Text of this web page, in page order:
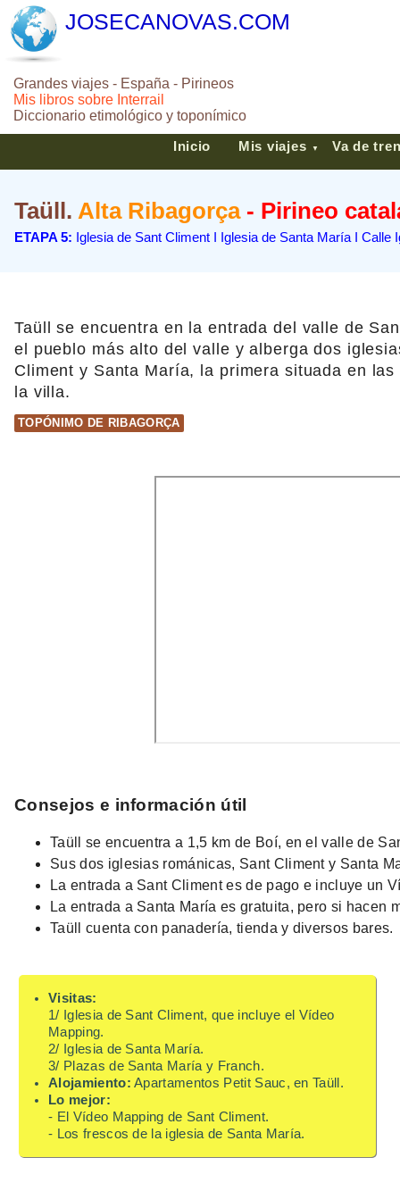
JOSECANOVAS.COM
Grandes viajes - España - Pirineos
Mis libros sobre Interrail
Diccionario etimológico y toponímico
Inicio Mis viajes ▼ Va de
Taüll. Alta Ribagorça - Pirineo
ETAPA 5: Iglesia de Sant Climent I Iglesia de Santa María I
Taüll se encuentra en la entrada del valle de
el pueblo más alto del valle y alberga dos
Climent y Santa María, la primera situada en
la villa.
TOPÓNIMO DE RIBAGORÇA
Consejos e información útil
Taüll se encuentra a 1,5 km de Boí, en el valle de
Sus dos iglesias románicas, Sant Climent y Santa
La entrada a Sant Climent es de pago e incluye un
La entrada a Santa María es gratuita, pero si hacen
Taüll cuenta con panadería, tienda y diversos bares.
Visitas:
1/ Iglesia de Sant Climent, que incluye el Vídeo
Mapping.
2/ Iglesia de Santa María.
3/ Plazas de Santa María y Franch.
Alojamiento: Apartamentos Petit Sauc, en Taüll.
Lo mejor:
- El Vídeo Mapping de Sant Climent.
- Los frescos de la iglesia de Santa María.